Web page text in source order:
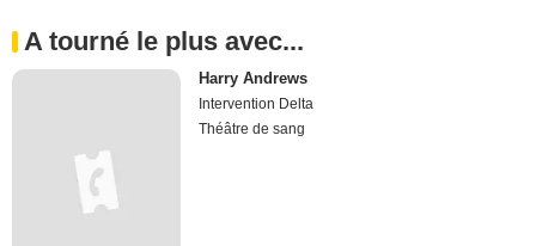
A tourné le plus avec...
Harry Andrews
Intervention Delta
Théâtre de sang